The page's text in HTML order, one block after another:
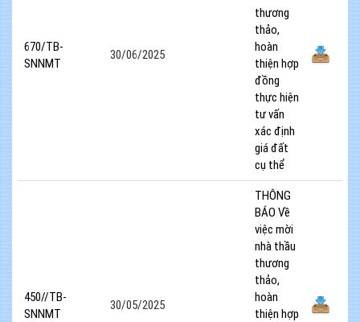
670/TB-
SNNMT
30/06/2025
thương
thảo,
hoàn
thiện hợp
đồng
thực hiện
tư vấn
xác định
giá đất
cụ thể
450//TB-
SNNMT
30/05/2025
THÔNG
BÁO Về
việc mời
nhà thầu
thương
thảo,
hoàn
thiện hợp